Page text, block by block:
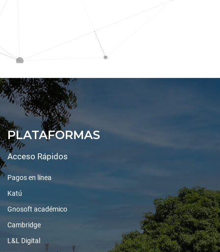
PLATAFORMAS
Acceso Rápidos
Pagos en línea
Katú
Gnosoft académico
Cambridge
L&L Digital